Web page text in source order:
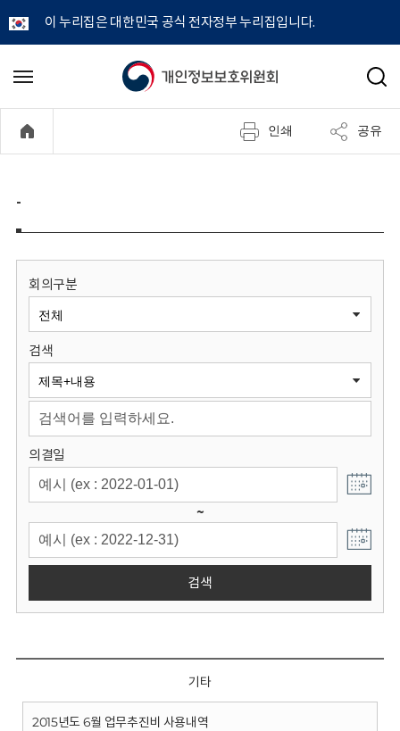
이 누리집은 대한민국 공식 전자정부 누리집입니다.
개
정
보
원
회
메
기
검
인쇄 공유
-
회의구분
검색
의결일
~
검색
기타
2015년도 6월 업무추진비 사용내역